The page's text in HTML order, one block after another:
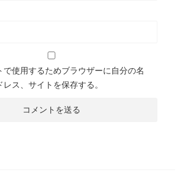
で使用するためブラウザーに自分の名
ス、サイトを保存する。